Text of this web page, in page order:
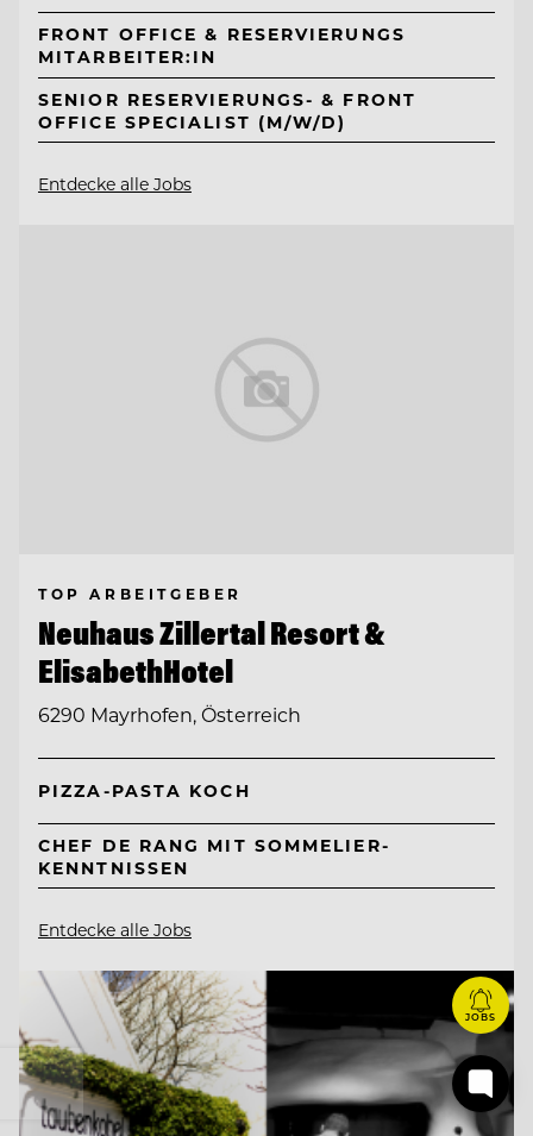
FRONT OFFICE & RESERVIERUNGS
MITARBEITER:IN
SENIOR RESERVIERUNGS- & FRONT
OFFICE SPECIALIST (M/W/D)
Entdecke alle Jobs
TOP ARBEITGEBER
Neuhaus Zillertal Resort &
ElisabethHotel
6290 Mayrhofen, Österreich
PIZZA-PASTA KOCH
CHEF DE RANG MIT SOMMELIER-
KENNTNISSEN
Entdecke alle Jobs
JOBS